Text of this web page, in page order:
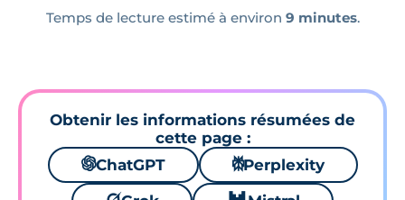
Temps de lecture estimé à environ 9 minutes.
Obtenir les informations résumées de
cette page :
🌌ChatGPT ⚙Perplexity